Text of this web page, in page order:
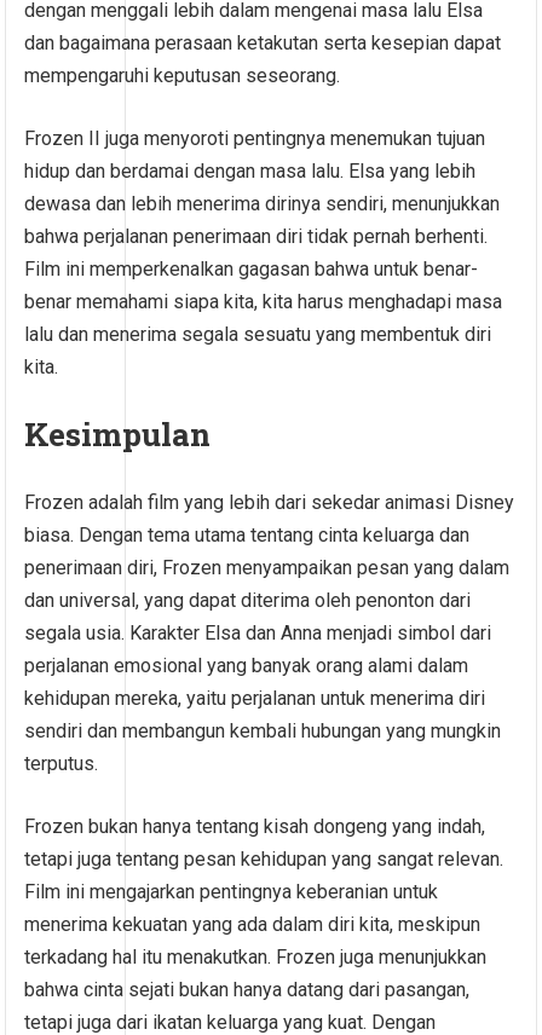
dengan menggali lebih dalam mengenai masa lalu Elsa
dan bagaimana perasaan ketakutan serta kesepian dapat
mempengaruhi keputusan seseorang.
Frozen II juga menyoroti pentingnya menemukan tujuan
hidup dan berdamai dengan masa lalu. Elsa yang lebih
dewasa dan lebih menerima dirinya sendiri, menunjukkan
bahwa perjalanan penerimaan diri tidak pernah berhenti.
Film ini memperkenalkan gagasan bahwa untuk benar-
benar memahami siapa kita, kita harus menghadapi masa
lalu dan menerima segala sesuatu yang membentuk diri
kita.
Kesimpulan
Frozen adalah film yang lebih dari sekedar animasi Disney
biasa. Dengan tema utama tentang cinta keluarga dan
penerimaan diri, Frozen menyampaikan pesan yang dalam
dan universal, yang dapat diterima oleh penonton dari
segala usia. Karakter Elsa dan Anna menjadi simbol dari
perjalanan emosional yang banyak orang alami dalam
kehidupan mereka, yaitu perjalanan untuk menerima diri
sendiri dan membangun kembali hubungan yang mungkin
terputus.
Frozen bukan hanya tentang kisah dongeng yang indah,
tetapi juga tentang pesan kehidupan yang sangat relevan.
Film ini mengajarkan pentingnya keberanian untuk
menerima kekuatan yang ada dalam diri kita, meskipun
terkadang hal itu menakutkan. Frozen juga menunjukkan
bahwa cinta sejati bukan hanya datang dari pasangan,
tetapi juga dari ikatan keluarga yang kuat. Dengan